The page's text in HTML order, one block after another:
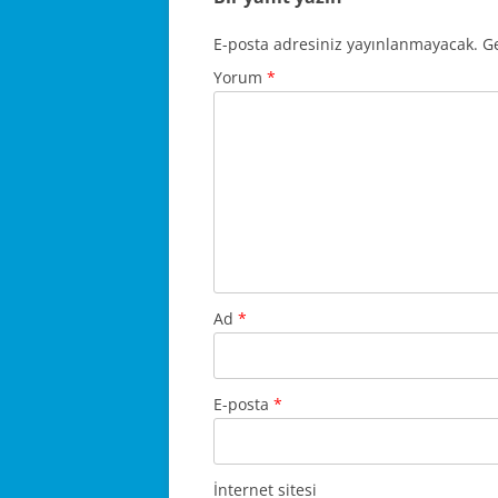
E-posta adresiniz yayınlanmayacak.
Yorum *
Ad *
E-posta *
İnternet sitesi